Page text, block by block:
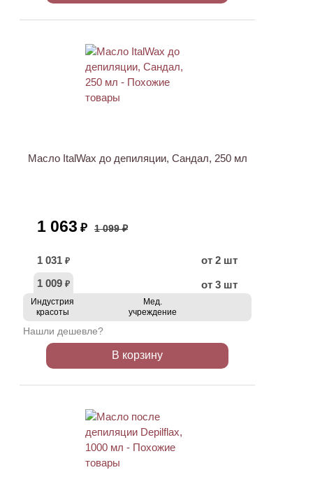
Масло ItalWax до депиляции, Сандал, 250 мл
1 063 ₽ 1 099 ₽
1 031 ₽
от 2 шт
1 009 ₽ от 3 шт
Индустрия
красоты
Мед.
учреждение
Нашли дешевле?
В корзину